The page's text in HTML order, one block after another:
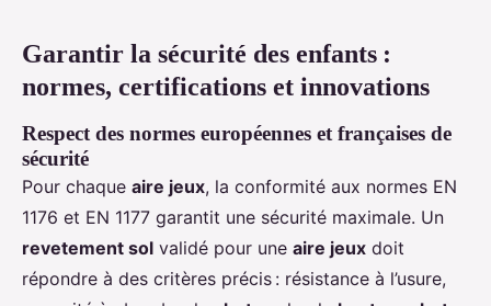
Garantir la sécurité des enfants :
normes, certifications et innovations
Respect des normes européennes et françaises de
sécurité
Pour chaque aire jeux, la conformité aux normes EN
1176 et EN 1177 garantit une sécurité maximale. Un
revetement sol validé pour une aire jeux doit
répondre à des critères précis : résistance à l’usure,